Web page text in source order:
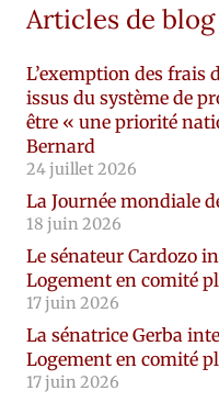
Articles de
L’exemption des frais
issus du système de
être « une priorité
Bernard
24 juillet 2026
La Journée mondiale
18 juin 2026
Le sénateur Cardozo
Logement en comité
17 juin 2026
La sénatrice Gerba
Logement en comité
17 juin 2026